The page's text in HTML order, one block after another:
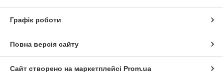
Графік роботи
Повна версія сайту
Сайт створено на маркетплейсі Prom.ua